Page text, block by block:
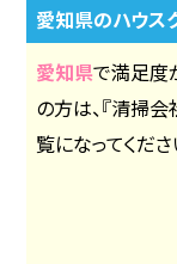
愛知県のハウ
愛知県で満足度
の方は、『清掃
覧になってくださ